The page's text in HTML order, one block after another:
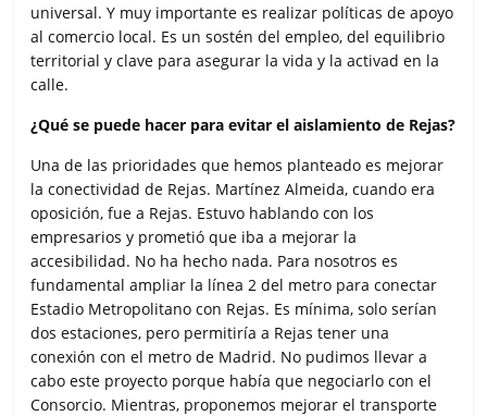
universal. Y muy importante es realizar políticas de apoyo
al comercio local. Es un sostén del empleo, del equilibrio
territorial y clave para asegurar la vida y la activad en la
calle.
¿Qué se puede hacer para evitar el aislamiento de Rejas?
Una de las prioridades que hemos planteado es mejorar
la conectividad de Rejas. Martínez Almeida, cuando era
oposición, fue a Rejas. Estuvo hablando con los
empresarios y prometió que iba a mejorar la
accesibilidad. No ha hecho nada. Para nosotros es
fundamental ampliar la línea 2 del metro para conectar
Estadio Metropolitano con Rejas. Es mínima, solo serían
dos estaciones, pero permitiría a Rejas tener una
conexión con el metro de Madrid. No pudimos llevar a
cabo este proyecto porque había que negociarlo con el
Consorcio. Mientras, proponemos mejorar el transporte